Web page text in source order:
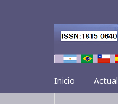
Inicio Actual